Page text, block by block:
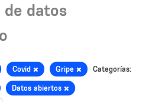
de datos
Covid Gripe Categorías:
Datos abiertos